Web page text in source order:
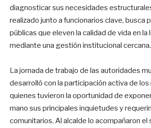
diagnosticar sus necesidades
realizado junto a funcionarios clave, busca
públicas que eleven la calidad de vida en la
mediante una gestión institucional cercana.
La jornada de trabajo de las autoridades
desarrolló con la participación activa de
quienes tuvieron la oportunidad de
mano sus principales inquietudes y
comunitarios. Al alcalde lo acompañaron el